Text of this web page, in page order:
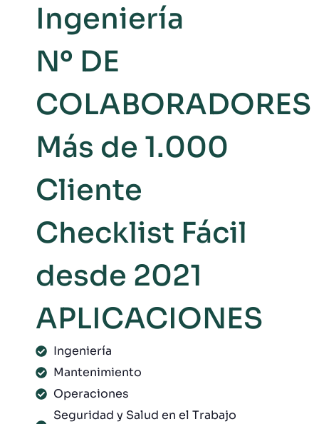
Ingeniería
Nº DE
COLABORADORES
Más de 1.000
Cliente
Checklist Fácil
desde 2021
APLICACIONES
Ingeniería
Mantenimiento
Operaciones
Seguridad y Salud en el Trabajo